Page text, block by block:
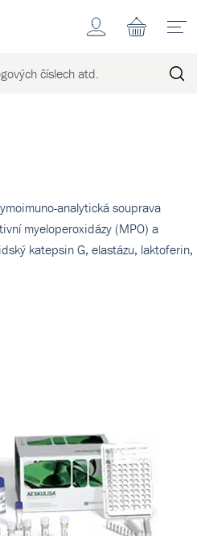
Účet
analytická souprava
myeloperoxidázy (MPO) a
katepsin G, elastázu, laktoferin,